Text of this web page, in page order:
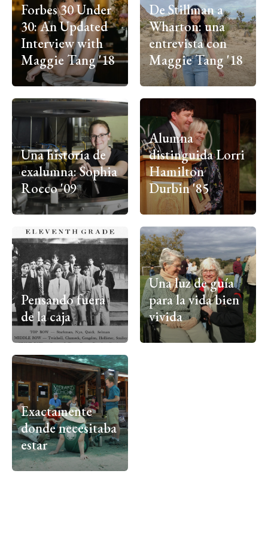
Forbes 30 Under
30: An Updated
Interview with
Maggie Tang '18
De Stillman a
Wharton: una
entrevista con
Maggie Tang '18
Una historia de
exalumna: Sophia
Rocco '09
Alumna
distinguida Lorri
Hamilton
Durbin '85
Pensando fuera
de la caja
Una luz de guía
para la vida bien
vivida
Exactamente
donde necesitaba
estar